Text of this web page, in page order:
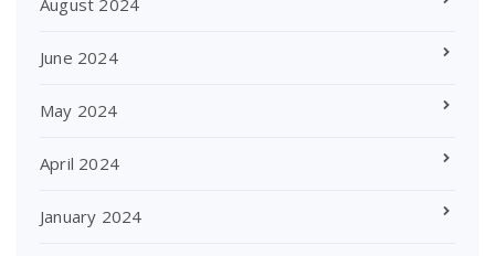
August 2024
June 2024
May 2024
April 2024
January 2024